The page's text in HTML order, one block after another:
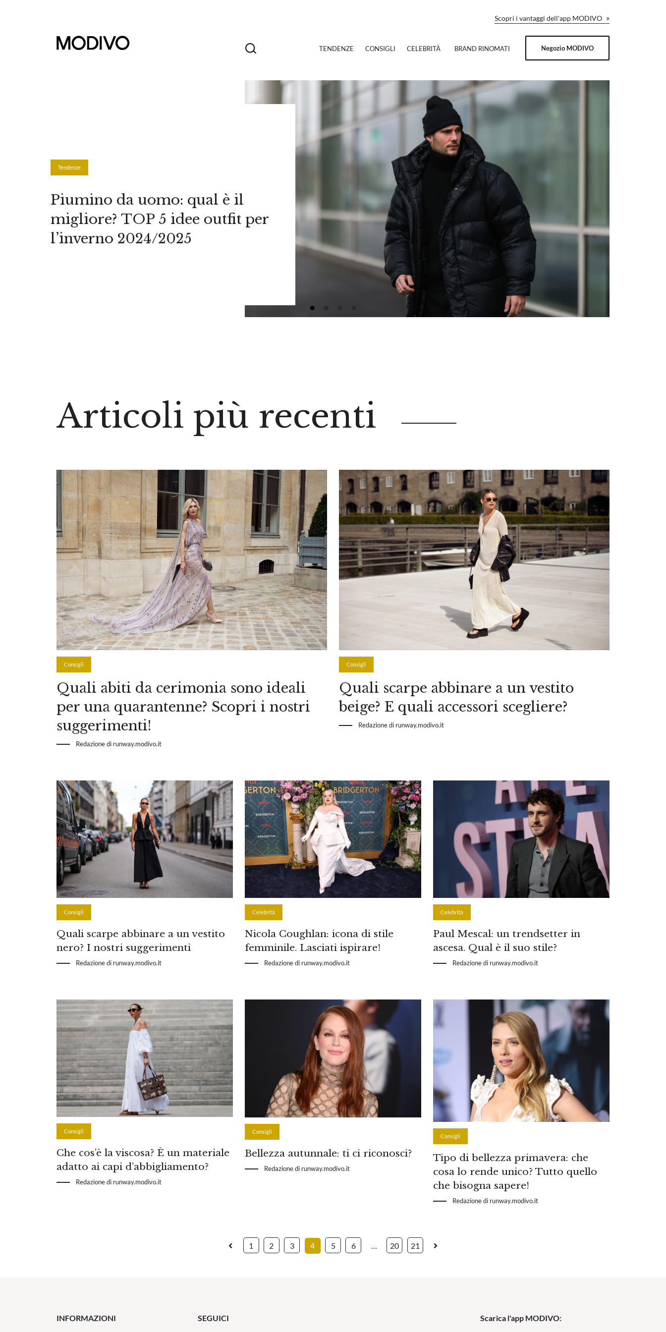
Scopri i vantaggi dell'app MODIVO »
TENDENZE CONSIGLI CELEBRITÀ BRAND RINOMATI Negozio MODIVO
Tendenze
Piumino da uomo: qual è il
migliore? TOP 5 idee outfit per
l’inverno 2024/2025
Articoli più recenti
Consigli
Quali abiti da cerimonia sono ideali
per una quarantenne? Scopri i nostri
suggerimenti!
Redazione di runway.modivo.it
Consigli
Quali scarpe abbinare a un vestito
beige? E quali accessori scegliere?
Redazione di runway.modivo.it
Consigli
Quali scarpe abbinare a un vestito
nero? I nostri suggerimenti
Redazione di runway.modivo.it
Celebrità
Nicola Coughlan: icona di stile
femminile. Lasciati ispirare!
Redazione di runway.modivo.it
Celebrità
Paul Mescal: un trendsetter in
ascesa. Qual è il suo stile?
Redazione di runway.modivo.it
Consigli
Che cos’è la viscosa? È un materiale
adatto ai capi d’abbigliamento?
Redazione di runway.modivo.it
Consigli
Bellezza autunnale: ti ci riconosci?
Redazione di runway.modivo.it
Consigli
Tipo di bellezza primavera: che
cosa lo rende unico? Tutto quello
che bisogna sapere!
Redazione di runway.modivo.it
1 2 3 4 5 6 20 21
INFORMAZIONI SEGUICI Scarica l'app MODIVO: